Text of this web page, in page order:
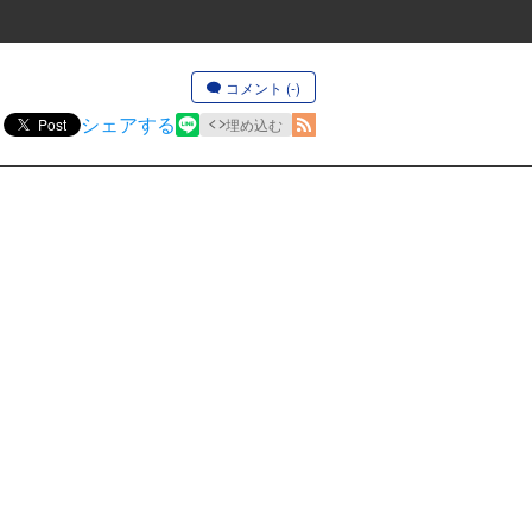
コメント (-)
Post シェアする 埋め込む